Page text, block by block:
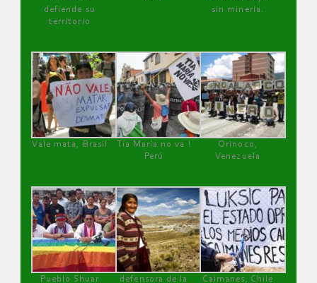
defiende su
territorio
sin minería.
Vale mata, Brasil
Tía María no va !
Perú
Orinoco,
Venezuela
Pueblo Shuar defensora de la Caimanes, Chile